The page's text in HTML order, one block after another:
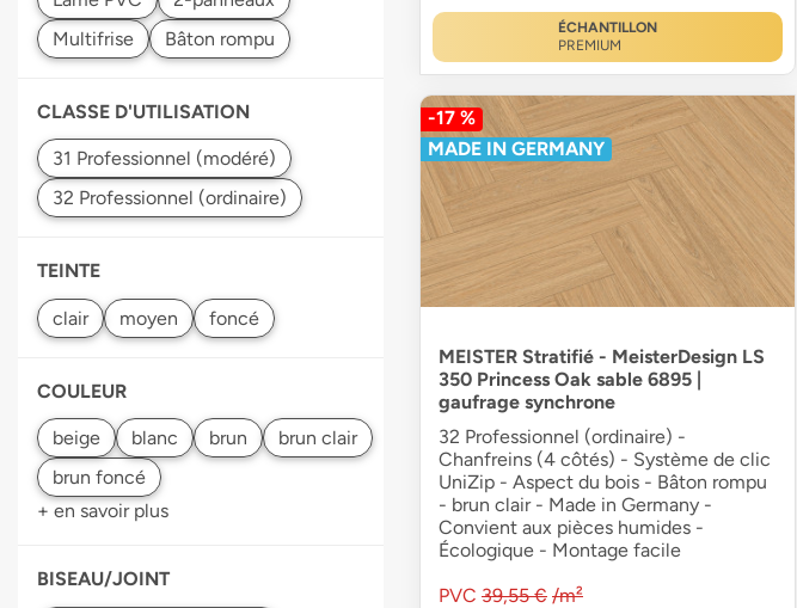
CLASSE D'UTILISATION
TEINTE
COULEUR
+ en savoir plus
BISEAU/JOINT
ÉCHANTILLON
PREMIUM
-17 %
MADE IN GERMANY
MEISTER Stratifié - MeisterDesign LS
350 Princess Oak sable 6895 |
gaufrage synchrone
32 Professionnel (ordinaire) -
Chanfreins (4 côtés) - Système de clic
UniZip - Aspect du bois - Bâton rompu
- brun clair - Made in Germany -
Convient aux pièces humides -
Écologique - Montage facile
PVC 39,55 € /m²